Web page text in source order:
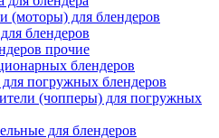
(моторы) для блендеров
блендеров
прочие
блендеров
погружных блендеров
(чопперы) для погружных
для блендеров